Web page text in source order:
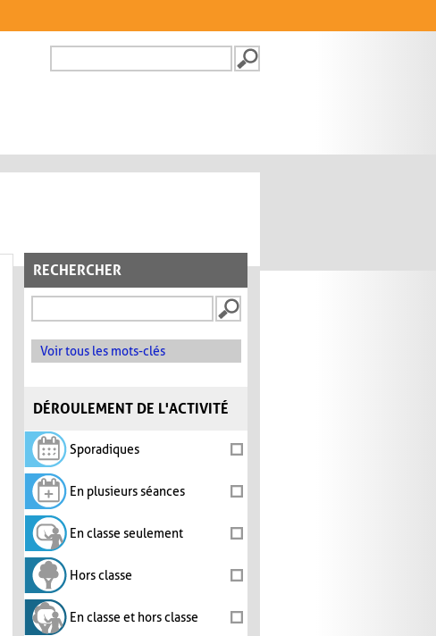
FORMULAIRE DE
RECHERCHER
Voir tous les mots-clés
DÉROULEMENT DE L'ACTIVITÉ
Sporadiques
En plusieurs séances
En classe seulement
Hors classe
En classe et hors classe